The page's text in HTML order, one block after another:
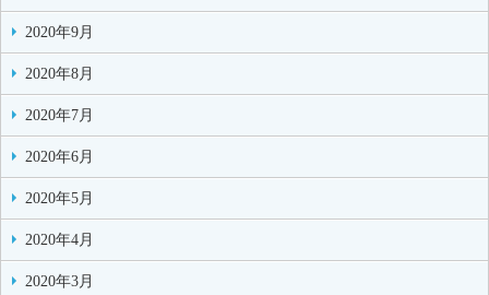
2020年9月
2020年8月
2020年7月
2020年6月
2020年5月
2020年4月
2020年3月